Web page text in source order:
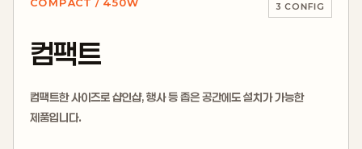
COMPACT / 450W 3 CONFIG
컴팩트
컴팩트한 사이즈로 샵인샵, 행사 등 좁은 공간에도 설치가 가능한
제품입니다.